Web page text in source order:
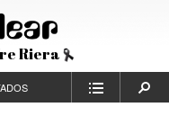
Riera